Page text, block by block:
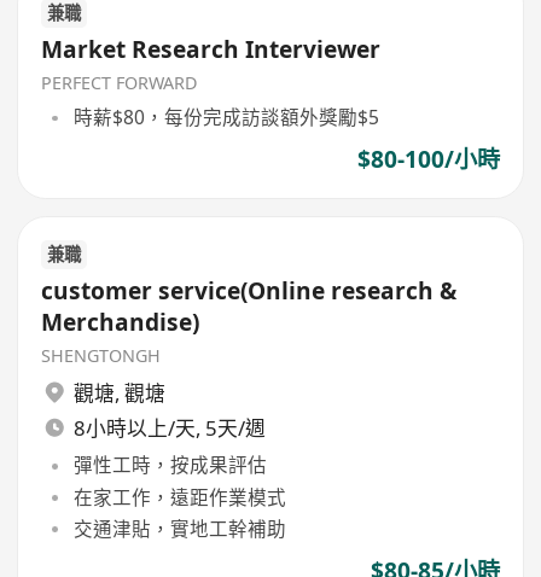
兼職
Market Research Interviewer
PERFECT FORWARD
時薪$80，每份完成訪談額外獎勵$5
$80-100/小時
兼職
customer service(Online research &
Merchandise)
SHENGTONGH
觀塘, 觀塘
8小時以上/天, 5天/週
彈性工時，按成果評估
在家工作，遠距作業模式
交通津貼，實地工幹補助